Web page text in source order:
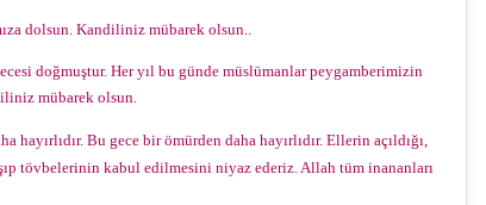
dolsun. Kandiliniz mübarek olsun..
doğmuştur. Her yıl bu günde müslümanlar peygamberimizin
mübarek olsun.
Bu gece bir ömürden daha hayırlıdır. Ellerin açıldığı,
tövbelerinin kabul edilmesini niyaz ederiz. Allah tüm inananları